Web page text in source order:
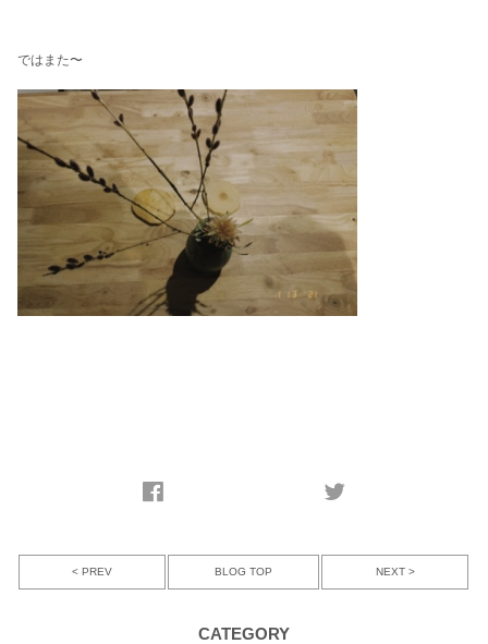
ではまた〜
< PREV BLOG TOP NEXT >
CATEGORY